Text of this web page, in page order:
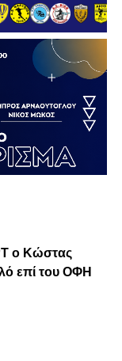
ο Κώστας
επί του ΟΦΗ